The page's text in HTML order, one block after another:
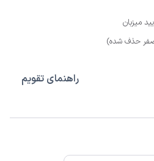
میزبان
راهنمای تقویم